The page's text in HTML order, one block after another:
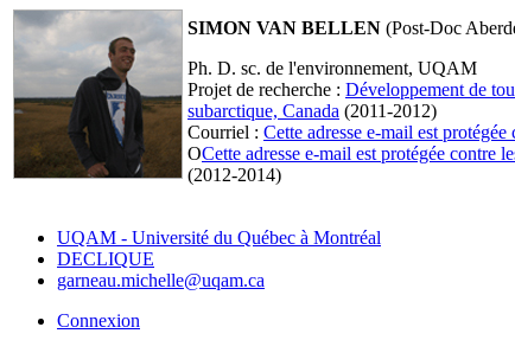
SIMON VAN BELLEN (Post-Doc
Ph. D. sc. de l'environnement, UQAM
Projet de recherche : Développement de
subarctique, Canada (2011-2012)
Courriel : Cette adresse e-mail est
OCette adresse e-mail est protégée contre
(2012-2014)
UQAM - Université du Québec à Montréal
DECLIQUE
garneau.michelle@uqam.ca
Connexion